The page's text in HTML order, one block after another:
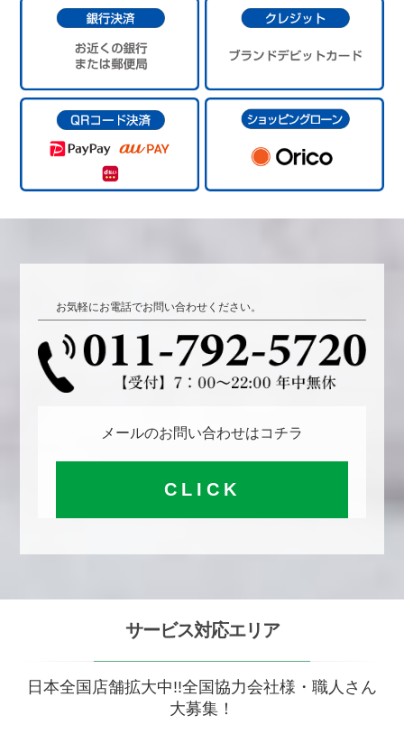
お気軽にお電話でお問い合わせください。
メールのお問い合わせはコチラ
CLICK
サービス対応エリア
日本全国店舗拡大中!!全国協力会社様・職人さん
大募集！